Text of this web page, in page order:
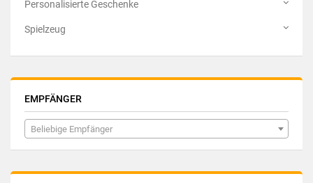
Personalisierte Geschenke
Spielzeug
EMPFÄNGER
Beliebige Empfänger